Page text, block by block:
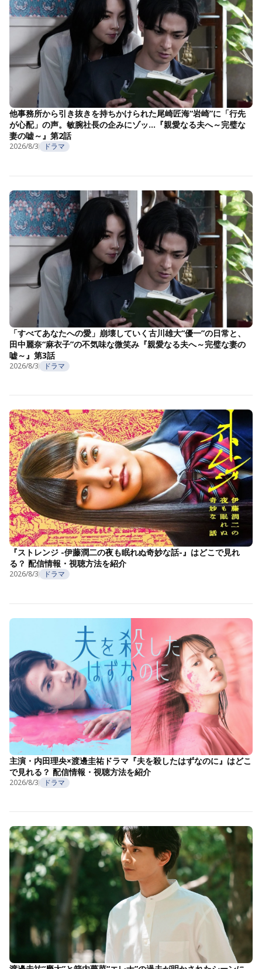
他事務所から引き抜きを持ちかけられた尾崎匠海“岩崎”に「行先
が心配」の声。敏腕社長の企みにゾッ…『親愛なる夫へ～完璧な
妻の嘘～』第2話
2026/8/3 ドラマ
「すべてあなたへの愛」崩壊していく古川雄大“優一”の日常と、
田中麗奈“麻衣子”の不気味な微笑み『親愛なる夫へ～完璧な妻の
嘘～』第3話
2026/8/3 ドラマ
『ストレンジ -伊藤潤二の夜も眠れぬ奇妙な話-』はどこで見れ
る？ 配信情報・視聴方法を紹介
2026/8/3 ドラマ
主演・内田理央×渡邊圭祐ドラマ『夫を殺したはずなのに』はどこ
で見れる？ 配信情報・視聴方法を紹介
2026/8/3 ドラマ